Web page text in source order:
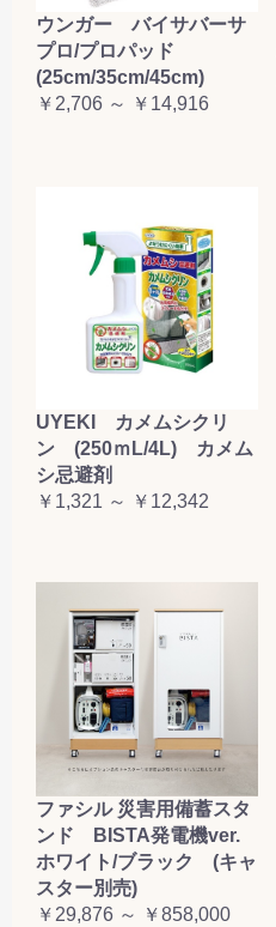
ウンガー バイサバーサ
プロ/プロパッド
(25cm/35cm/45cm)
￥2,706 ～ ￥14,916
UYEKI カメムシクリ
ン (250ｍL/4L) カメム
シ忌避剤
￥1,321 ～ ￥12,342
ファシル 災害用備蓄スタ
ンド BISTA発電機ver.
ホワイト/ブラック (キャ
スター別売)
￥29,876 ～ ￥858,000